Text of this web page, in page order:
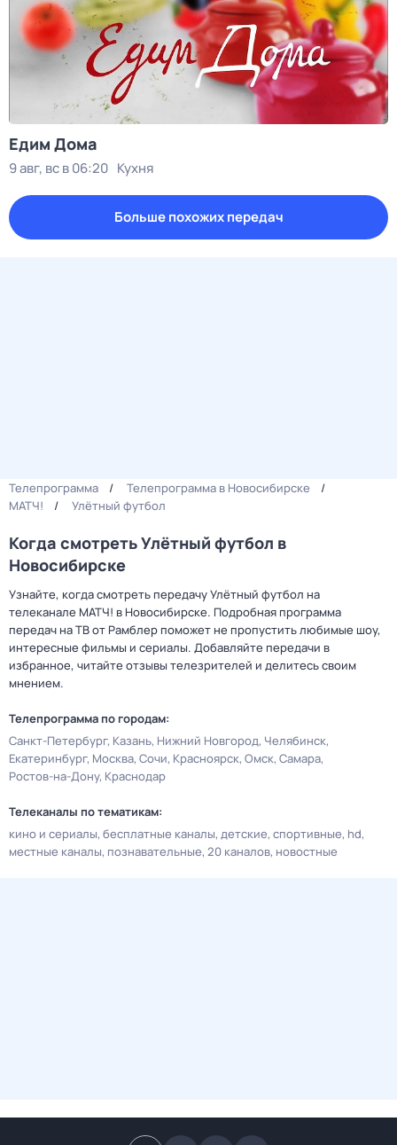
Едим Дома
9 авг, вс в 06:20 Кухня
Больше похожих передач
Телепрограмма
Телепрограмма в Новосибирске
МАТЧ!
Улётный футбол
Когда смотреть Улётный футбол в
Новосибирске
Узнайте, когда смотреть передачу Улётный футбол на
телеканале МАТЧ! в Новосибирске. Подробная программа
передач на ТВ от Рамблер поможет не пропустить любимые шоу,
интересные фильмы и сериалы. Добавляйте передачи в
избранное, читайте отзывы телезрителей и делитесь своим
мнением.
Телепрограмма по городам:
Санкт-Петербург Казань Нижний Новгород Челябинск
Екатеринбург Москва Сочи Красноярск Омск Самара
Ростов-на-Дону Краснодар
Телеканалы по тематикам:
кино и сериалы бесплатные каналы детские спортивные hd
местные каналы познавательные 20 каналов новостные